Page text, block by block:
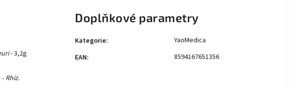
- 3,2g
- Rhiz.
Doplňkové parametry
Kategorie:
YaoMedica
EAN: 8594167651356